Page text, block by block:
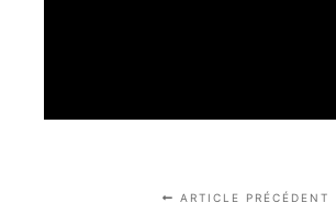
ARTICLE PRÉCÉDENT